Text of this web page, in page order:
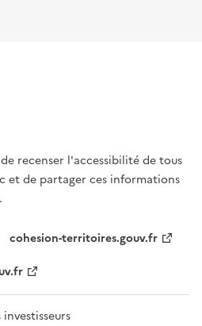
recenser l'accessibilité de tous
et de partager ces informations
cohesion-territoires.gouv.fr
investisseurs